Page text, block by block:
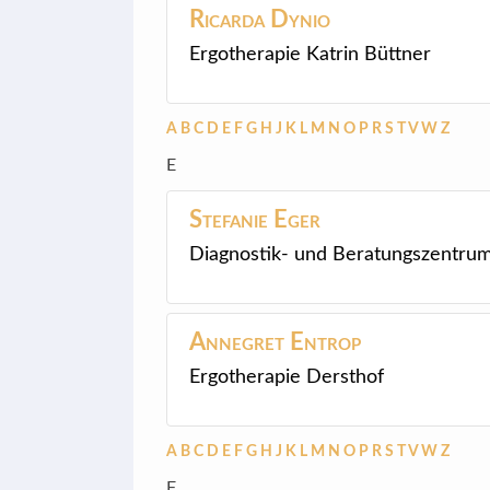
Ricarda Dynio
Ergotherapie Katrin Büttner
A B C D E F G H J K L M N O P R S V W Z
E
Stefanie Eger
Diagnostik- und
Annegret Entrop
Ergotherapie Dersthof
A B C D E F G H J K L M N O P R S V W Z